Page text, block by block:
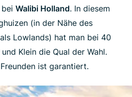
Walibi Holland. In diesem
(in der Nähe des
Lowlands) hat man bei 40
Klein die Qual der Wahl.
ist garantiert.